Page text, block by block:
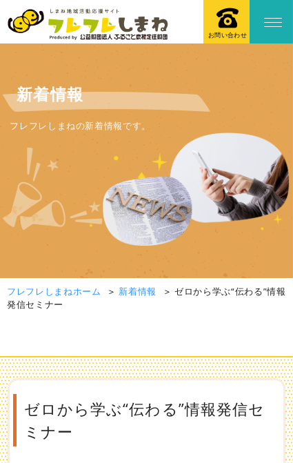
お問い合わせ
新着情報
フレフレしまねの新着情報です。
フレフレしまねホーム 新着情報
ゼロから学ぶ“伝わる”情報
発信セミナー
ゼロから学ぶ“伝わる”情報発信セ
ミナー